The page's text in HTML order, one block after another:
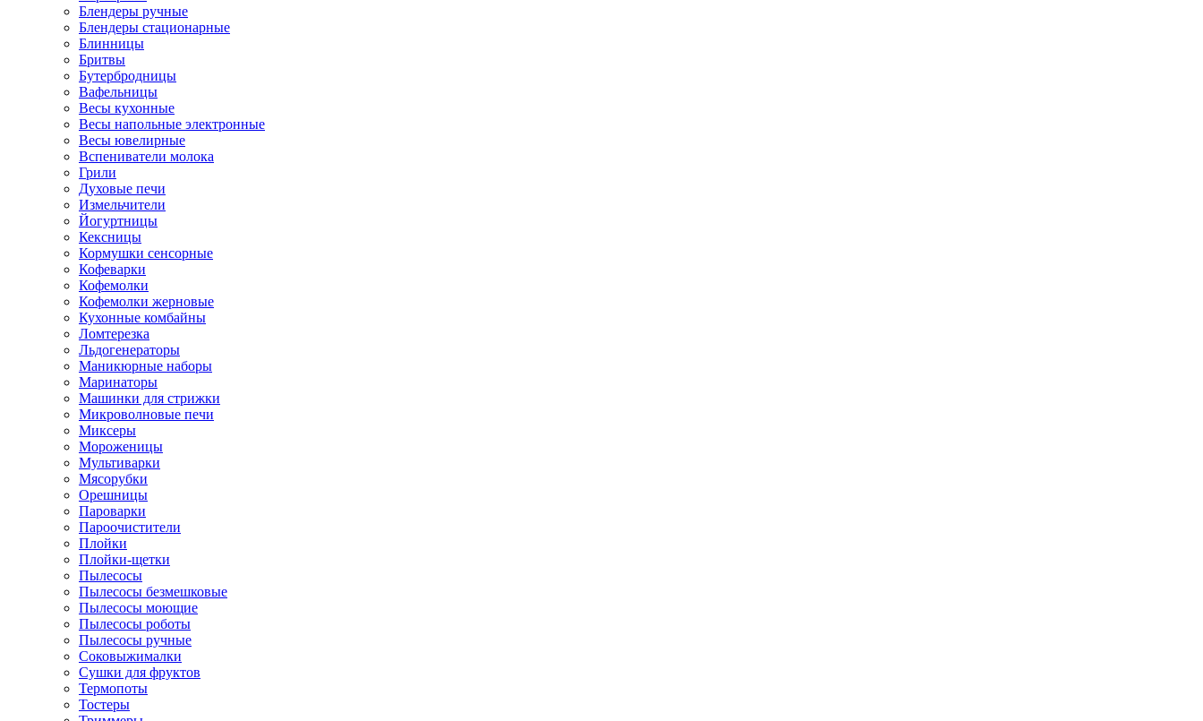
Блендеры ручные
Блендеры стационарные
Блинницы
Бритвы
Бутербродницы
Вафельницы
Весы кухонные
Весы напольные электронные
Весы ювелирные
Вспениватели молока
Грили
Духовые печи
Измельчители
Йогуртницы
Кексницы
Кормушки сенсорные
Кофеварки
Кофемолки
Кофемолки жерновые
Кухонные комбайны
Ломтерезка
Льдогенераторы
Маникюрные наборы
Маринаторы
Машинки для стрижки
Микроволновые печи
Миксеры
Мороженицы
Мультиварки
Мясорубки
Орешницы
Пароварки
Пароочистители
Плойки
Плойки-щетки
Пылесосы
Пылесосы безмешковые
Пылесосы моющие
Пылесосы роботы
Пылесосы ручные
Соковыжималки
Сушки для фруктов
Термопоты
Тостеры